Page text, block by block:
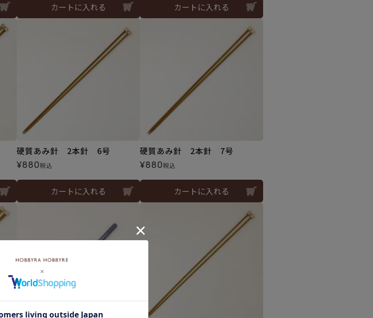
カートに入れる カートに入れる
硬質あみ針 2本針 6号
¥880税込
カートに入れる
硬質あみ針 2本針 7号
¥880税込
カートに入れる